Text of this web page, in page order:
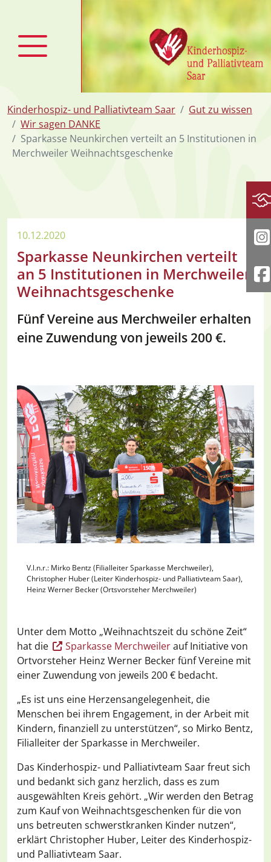
Kinderhospiz- und Palliativteam Saar
Gut zu wissen
Wir sagen DANKE
Sparkasse Neunkirchen verteilt an 5 Institutionen in
Merchweiler Weihnachtsgeschenke
10.12.2020
Sparkasse Neunkirchen verteilt
an 5 Institutionen in Merchweiler
Weihnachtsgeschenke
Fünf Vereine aus Merchweiler erhalten
eine Zuwendung von jeweils 200 €.
Unter dem Motto „Weihnachtszeit du schöne Zeit“
hat die
Sparkasse Merchweilerauf Initiative von
Ortvorsteher Heinz Werner Becker fünf Vereine mit
einer Zuwendung von jeweils 200 € bedacht.
„Es ist uns eine Herzensangelegenheit, die
Menschen bei ihrem Engagement, in der Arbeit mit
Kindern, finanziell zu unterstützen“, so Mirko Bentz,
Filialleiter der Sparkasse in Merchweiler.
Das Kinderhospiz- und Palliativteam Saar freut sich
und bedankt sich ganz herzlich, dass es zum
ausgewählten Kreis gehört. „Wir werden den Betrag
zum Kauf von Weihnachtsgeschenken für die von
uns betreuten schwerstkranken Kinder nutzen“,
erklärt Christopher Huber, Leiter des Kinderhospiz-
und Palliativteam Saar.
V.l.n.r.: Mirko Bentz (Filialleiter Sparkasse Merchweiler),
Christopher Huber (Leiter Kinderhospiz- und Palliativteam Saar),
Heinz Werner Becker (Ortsvorsteher Merchweiler)